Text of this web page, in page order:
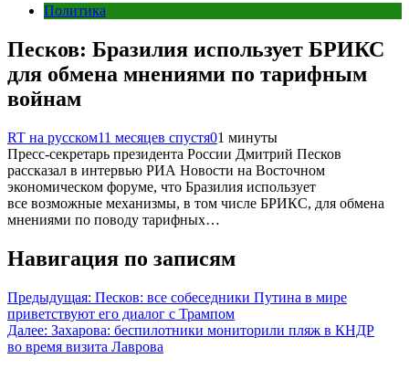
Политика
Песков: Бразилия использует БРИКС
для обмена мнениями по тарифным
войнам
RT на русском11 месяцев спустя01 минуты
Пресс-секретарь президента России Дмитрий Песков
рассказал в интервью РИА Новости на Восточном
экономическом форуме, что Бразилия использует
все возможные механизмы, в том числе БРИКС, для обмена
мнениями по поводу тарифных…
Навигация по записям
Предыдущая: Песков: все собеседники Путина в мире
приветствуют его диалог с Трампом
Далее: Захарова: беспилотники мониторили пляж в КНДР
во время визита Лаврова